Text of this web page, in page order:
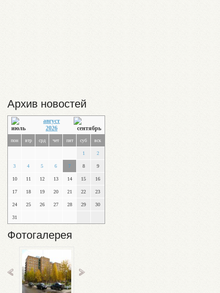
Архив новостей
август
2026
пон втр срд чет пят суб вск
1 2
3 4 5 6 7 8 9
10 11 12 13 14 15 16
17 18 19 20 21 22 23
24 25 26 27 28 29 30
31
Фотогалерея